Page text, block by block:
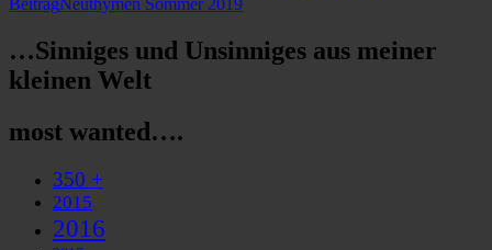
…Sinniges und Unsinniges aus meiner
kleinen Welt
most wanted….
350 +
2015
2016